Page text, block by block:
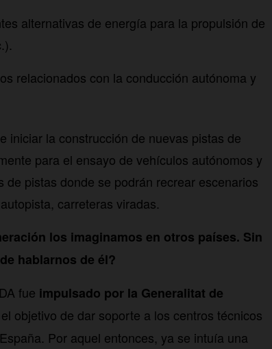
alternativas de energía para la propulsión de
relacionados con la conducción autónoma y
iniciar la construcción de nuevas pistas de
para el ensayo de vehículos autónomos y
pistas donde se podrán recrear escenarios
carreteras viradas.
los imaginamos en otros países. Sin
hablarnos de él?
fue impulsado por la Generalitat de
objetivo de dar soporte a los centros técnicos
Por aquel entonces, ya se intuía una